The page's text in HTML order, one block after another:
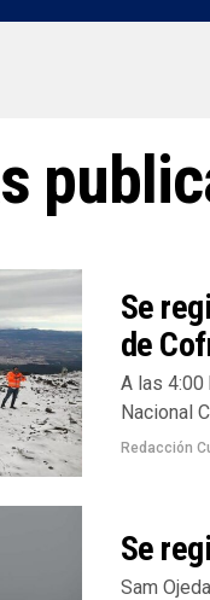
Se
de
A las
Nacional
Redacción
Se
Sam